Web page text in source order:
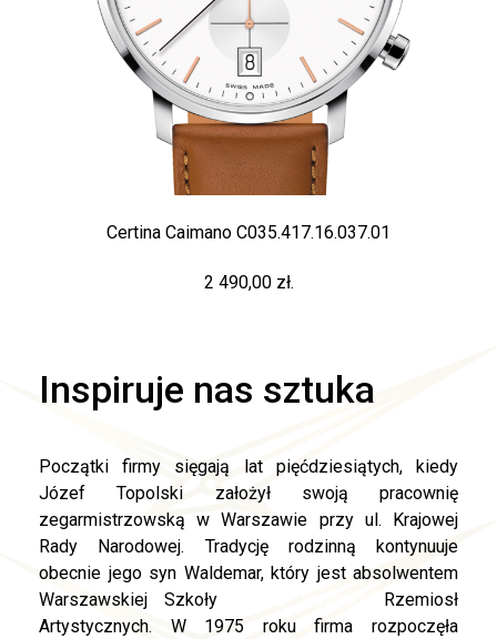
Certina Caimano C035.417.16.037.01
2 490,00 zł.
Inspiruje nas sztuka
Początki firmy sięgają lat pięćdziesiątych, kiedy
Józef Topolski założył swoją pracownię
zegarmistrzowską w Warszawie przy ul. Krajowej
Rady Narodowej. Tradycję rodzinną kontynuuje
obecnie jego syn Waldemar, który jest absolwentem
Warszawskiej Szkoły
Rzemiosł
Artystycznych. W 1975 roku firma rozpoczęła